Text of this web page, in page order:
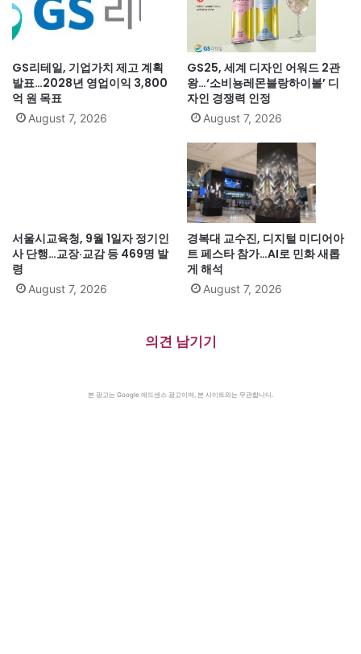
GS리테일, 기업가치 제고 계획
발표…2028년 영업이익 3,800
억 원 목표
August 7, 2026
GS25, 세계 디자인 어워드 2관
왕…‘소비뇽레몬블랑하이볼’ 디
자인 경쟁력 인정
August 7, 2026
서울시교육청, 9월 1일자 정기인
사 단행…교장·교감 등 469명 발
령
August 7, 2026
경복대 교수진, 디지털 미디어아
트 페스타 참가…AI로 민화 새롭
게 해석
August 7, 2026
의견 남기기
본 광고는 Google 애드센스 광고이며, 본 사이트와는 무관합니다.